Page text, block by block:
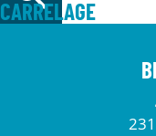
CARRELAGE